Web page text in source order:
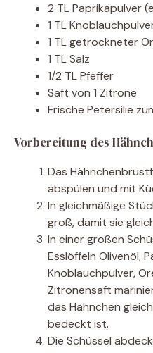
2 TL Paprikapulver
1 TL
1 TL getrockneter
1 TL Salz
1/2 TL Pfeffer
Saft von 1 Zitrone
Frische Petersilie
Vorbereitung des
Das
abspülen und mit
In gleichmäßige
groß, damit sie
In einer großen
Esslöffeln Olivenöl,
Knoblauchpulver,
Zitronensaft
das Hähnchen
bedeckt ist.
Die Schüssel